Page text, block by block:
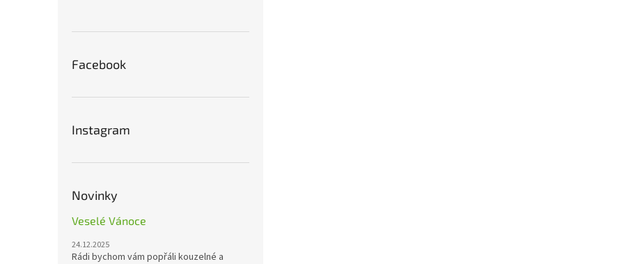
Facebook
Instagram
Novinky
Veselé Vánoce
24.12.2025
Rádi bychom vám popřáli kouzelné a